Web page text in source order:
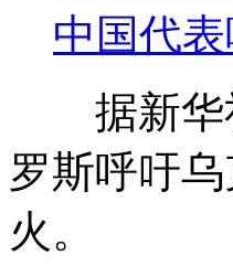
中国代
据新华社
罗斯呼吁
火。